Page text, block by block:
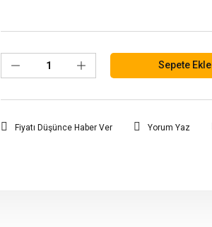
Sepete Ekle
Fiyatı Düşünce Haber Ver Yorum Yaz